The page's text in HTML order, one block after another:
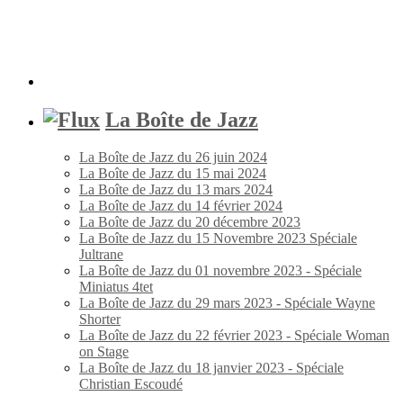
La Boîte de Jazz
La Boîte de Jazz du 26 juin 2024
La Boîte de Jazz du 15 mai 2024
La Boîte de Jazz du 13 mars 2024
La Boîte de Jazz du 14 février 2024
La Boîte de Jazz du 20 décembre 2023
La Boîte de Jazz du 15 Novembre 2023 Spéciale
Jultrane
La Boîte de Jazz du 01 novembre 2023 - Spéciale
Miniatus 4tet
La Boîte de Jazz du 29 mars 2023 - Spéciale Wayne
Shorter
La Boîte de Jazz du 22 février 2023 - Spéciale Woman
on Stage
La Boîte de Jazz du 18 janvier 2023 - Spéciale
Christian Escoudé